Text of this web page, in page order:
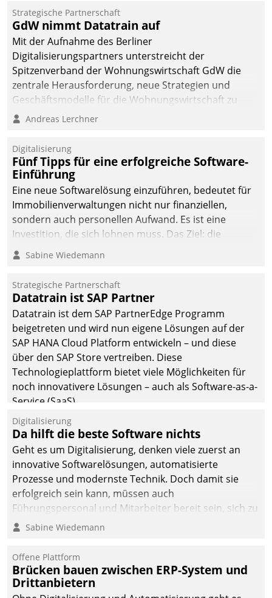
Unternehmen.
Strategische Partnerschaft
GdW nimmt Datatrain auf
Mit der Aufnahme des Berliner
Digitalisierungspartners unterstreicht der
Spitzenverband der Wohnungswirtschaft GdW die
zentrale Herausforderung, neue Strategien und
Geschäftsmodelle für die Wohnungswirtschaft zu
entwickeln.
Andreas Lerchner
Digitalisierung
Fünf Tipps für eine erfolgreiche Software-
Einführung
Eine neue Softwarelösung einzuführen, bedeutet für
Immobilienverwaltungen nicht nur finanziellen,
sondern auch personellen Aufwand. Es ist eine
Investition, die sich lohnen muss. Das Ziel: die
nachhaltige Optimierung der Geschäftsabläufe. Damit
dieses Ziel erreicht wird, sollten einige Grundregeln
Sabine Wiedemann
Strategische Partnerschaft
Datatrain ist SAP Partner
Datatrain ist dem SAP PartnerEdge Programm
beigetreten und wird nun eigene Lösungen auf der
SAP HANA Cloud Platform entwickeln – und diese
über den SAP Store vertreiben. Diese
Technologieplattform bietet viele Möglichkeiten für
noch innovativere Lösungen – auch als Software-as-a-
Service (SaaS).
Digitalisierung
Da hilft die beste Software nichts
Geht es um Digitalisierung, denken viele zuerst an
innovative Softwarelösungen, automatisierte
Prozesse und modernste Technik. Doch damit sie
erfolgreich sein kann, müssen auch
Führungspersonal und Mitarbeiter bereit sein, sich zu
verändern und anzupassen, sonst werden sie an ihr
Sabine Wiedemann
Offene Plattform
Brücken bauen zwischen ERP-System und
Drittanbietern